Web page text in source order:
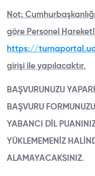
Not;
göre Personel
https://
girişi ile yapılacaktır.
BAŞVURUNUZU
BAŞVURU
YABANCI DİL
YÜKLEMEMENİZ
ALAMAYACAKSINIZ.